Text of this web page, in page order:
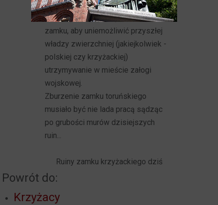
akcja została zamieniona przez Radę
Miejską w świadomą rozbiórkę
zamku, aby uniemożliwić przyszłej
władzy zwierzchniej (jakiejkolwiek -
polskiej czy krzyżackiej)
utrzymywanie w mieście załogi
wojskowej.
Zburzenie zamku toruńskiego
musiało być nie lada pracą sądząc
po grubości murów dzisiejszych
ruin...
Ruiny zamku krzyżackiego dziś
Powrót do:
Krzyżacy